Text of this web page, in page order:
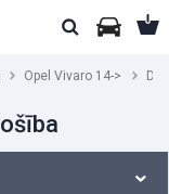
Opel Vivaro 14->